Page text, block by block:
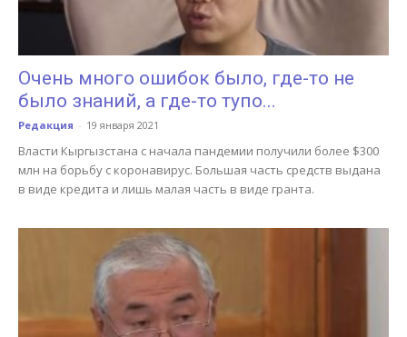
Очень много ошибок было, где-то не
было знаний, а где-то тупо...
Редакция - 19 января 2021
Власти Кыргызстана с начала пандемии получили более $300
млн на борьбу с коронавирус. Большая часть средств выдана
в виде кредита и лишь малая часть в виде гранта.